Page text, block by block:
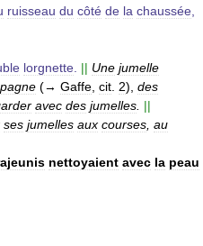
ruisseau du côté de la chaussée
lorgnette || Une jumelle
(→ Gaffe cit 2), des
avec des jumelles ||
ses jumelles aux courses au
nettoyaient avec la peau